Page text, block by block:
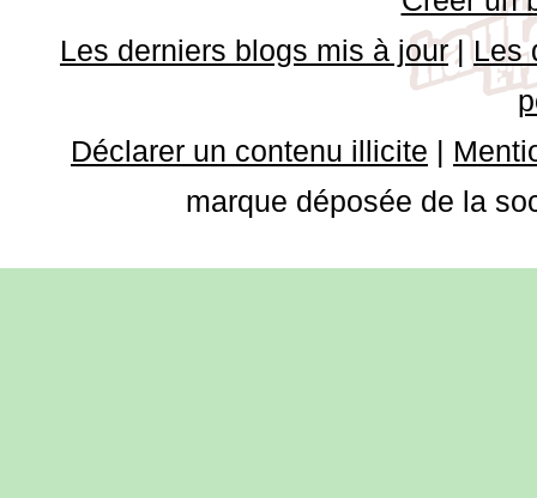
Les derniers blogs mis à jour|Les
Déclarer un contenu illicite |
marque déposée de la